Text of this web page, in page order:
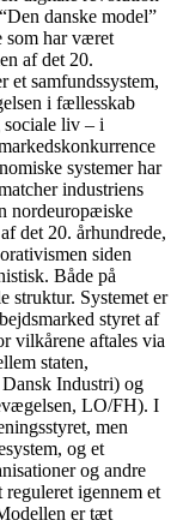
danske model”
som har været
af det 20.
et samfundssystem,
i fællesskab
sociale liv – i
systemer har
industriens
nordeuropæiske
det 20. århundrede,
siden
Både på
struktur. Systemet er
styret af
vilkårene aftales via
staten,
Industri) og
LO/FH). I
men
og et
og andre
igennem et
er tæt